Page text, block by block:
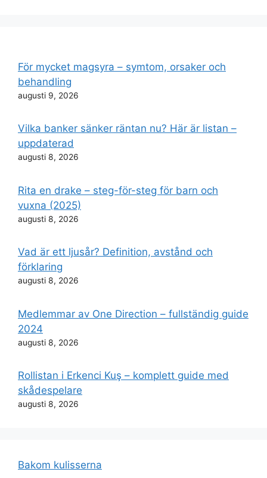
För mycket magsyra – symtom, orsaker och
behandling
augusti 9, 2026
Vilka banker sänker räntan nu? Här är listan –
uppdaterad
augusti 8, 2026
Rita en drake – steg-för-steg för barn och
vuxna (2025)
augusti 8, 2026
Vad är ett ljusår? Definition, avstånd och
förklaring
augusti 8, 2026
Medlemmar av One Direction – fullständig guide
2024
augusti 8, 2026
Rollistan i Erkenci Kuş – komplett guide med
skådespelare
augusti 8, 2026
Bakom kulisserna